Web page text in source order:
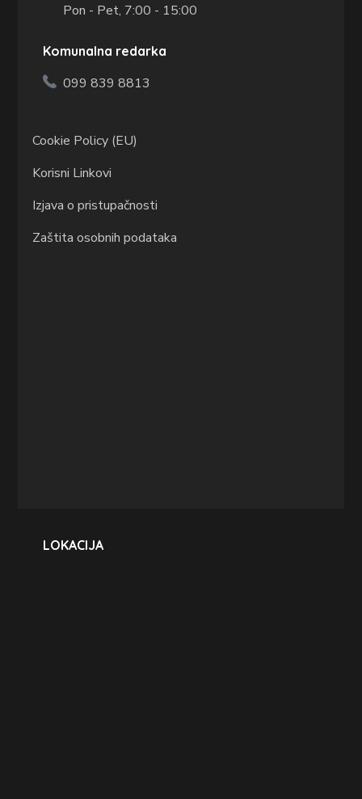
Pon - Pet, 7:00 - 15:00
Komunalna redarka
099 839 8813
Cookie Policy (EU)
Korisni Linkovi
Izjava o pristupačnosti
Zaštita osobnih podataka
LOKACIJA